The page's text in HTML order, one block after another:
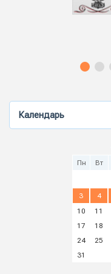
Календарь
Пн Вт
3
4
10
11
17
18
24
25
31